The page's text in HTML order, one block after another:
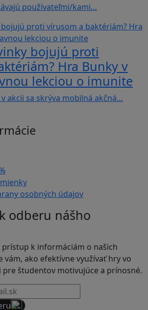
používateľmi/kami…
bojujú proti
Hra Bunky v
lekciou o imunite
akcii sa skrýva mobilná akčná…
osobných údajov
odberu nášho
k informáciám o našich
vám, ako efektívne využívať hry vo
pre študentov motivujúce a prínosné.